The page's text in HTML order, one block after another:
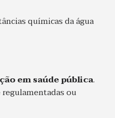
químicas da água
em saúde pública.
ou